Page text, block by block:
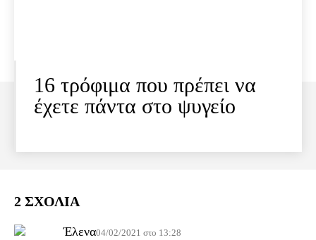
16 τρόφιμα που πρέπει να
έχετε πάντα στο ψυγείο
2 ΣΧΟΛΙΑ
Έλενα04/02/2021 στο 13:28